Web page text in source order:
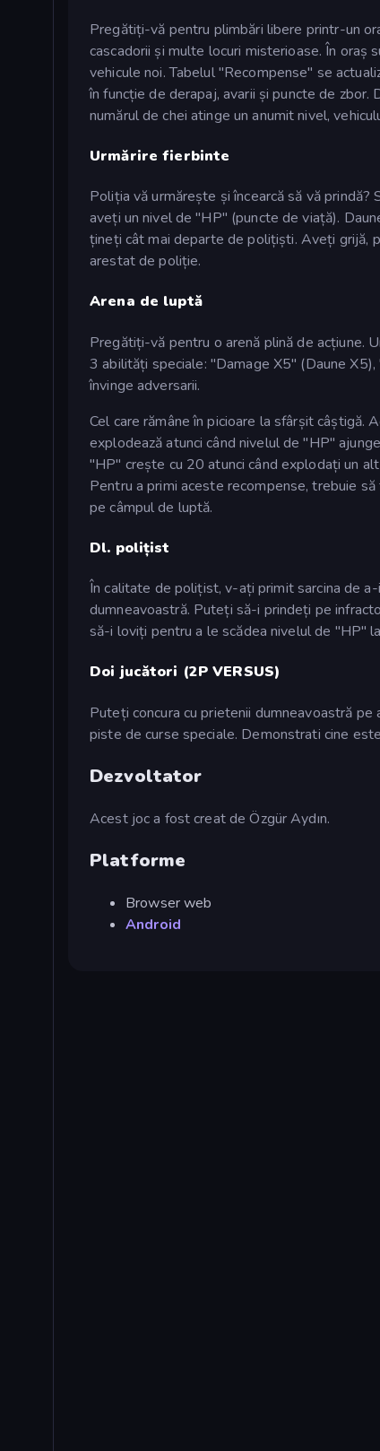
Pregătiți-vă pentru plimbări libere printr-un
cascadorii și multe locuri misterioase. În
vehicule noi. Tabelul "Recompense" se
în funcție de derapaj, avarii și puncte de
numărul de chei atinge un anumit nivel,
Urmărire fierbinte
Poliția vă urmărește și încearcă să vă
aveți un nivel de "HP" (puncte de viață).
țineți cât mai departe de polițiști. Aveți grijă,
arestat de poliție.
Arena de luptă
Pregătiți-vă pentru o arenă plină de acțiune.
3 abilități speciale: "Damage X5" (Daune
învinge adversarii.
Cel care rămâne în picioare la sfârșit câștigă.
explodează atunci când nivelul de "HP"
"HP" crește cu 20 atunci când explodați un
Pentru a primi aceste recompense, trebuie
pe câmpul de luptă.
Dl. polițist
În calitate de polițist, v-ați primit sarcina de
dumneavoastră. Puteți să-i prindeți pe
să-i loviți pentru a le scădea nivelul de "HP"
Doi jucători (2P VERSUS)
Puteți concura cu prietenii dumneavoastră
piste de curse speciale. Demonstrati cine
Dezvoltator
Acest joc a fost creat de Özgür Aydın.
Platforme
Browser web
Android